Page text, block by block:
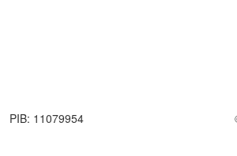
PIB: 11079954